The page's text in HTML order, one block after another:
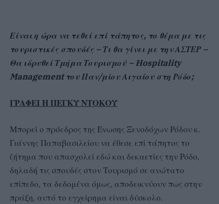
Είναι η ώρα να τεθεί επί τάπητος, το θέμα με τις
τουριστικές σπουδές – Τι θα γίνει με την ΑΣΤΕΡ –
Θα ιδρυθεί Τμήμα Τουρισμού – Hospitality
Management του Παν/μίου Αιγαίου στη Ρόδο;
ΓΡΑΦΕΙ Η ΠΕΓΚΥ ΝΤΟΚΟΥ
Μπορεί ο πρόεδρος της Ένωσης Ξενοδόχων Ρόδου κ.
Γιάννης Παπαβασιλείου να έθεσε επί τάπητος το
ζήτημα που απασχολεί εδώ και δεκαετίες την Ρόδο,
δηλαδή τις σπουδές στον Τουρισμό σε ανώτατο
επίπεδο, τα δεδομένα όμως, αποδεικνύουν πως στην
πράξη, αυτό το εγχείρημα είναι δύσκολο.